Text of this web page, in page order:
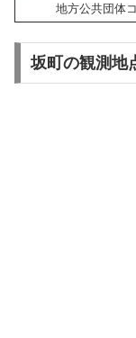
地方公共団体
坂町の観測地